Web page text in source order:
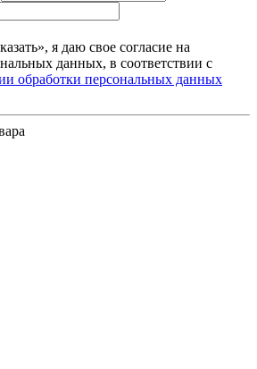
я даю свое согласие на
данных, в соответствии с
обработки персональных данных